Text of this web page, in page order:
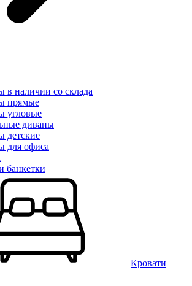
в наличии со склада
прямые
угловые
диваны
детские
для офиса
банкетки
Кровати